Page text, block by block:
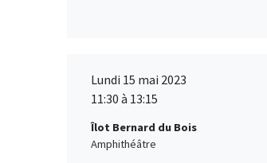
Lundi 15 mai 2023
11:30 à 13:15
Îlot Bernard du Bois
Amphithéâtre